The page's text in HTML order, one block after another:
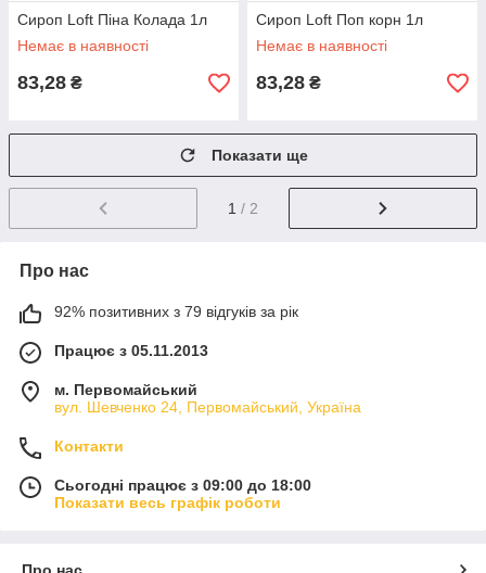
Сироп Loft Піна Колада 1л
Немає в наявності
83,28 ₴
Сироп Loft Поп корн 1л
Немає в наявності
83,28 ₴
Показати ще
1 / 2
Про нас
92% позитивних з 79 відгуків за рік
Працює з 05.11.2013
м. Первомайський
вул. Шевченко 24, Первомайський, Україна
Контакти
Сьогодні працює з 09:00 до 18:00
Показати весь графік роботи